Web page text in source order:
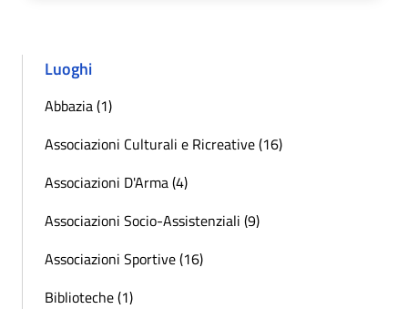
Luoghi
Abbazia (1)
Associazioni Culturali e Ricreative (16)
Associazioni D'Arma (4)
Associazioni Socio-Assistenziali (9)
Associazioni Sportive (16)
Biblioteche (1)